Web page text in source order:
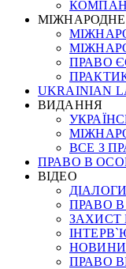
ПРАВО
UKRAINIAN
ВИДАННЯ
ВСЕ З
ПРАВО В
ВІДЕО
ПРАВО
ЗАХИСТ
НОВИНИ
ПРАВО